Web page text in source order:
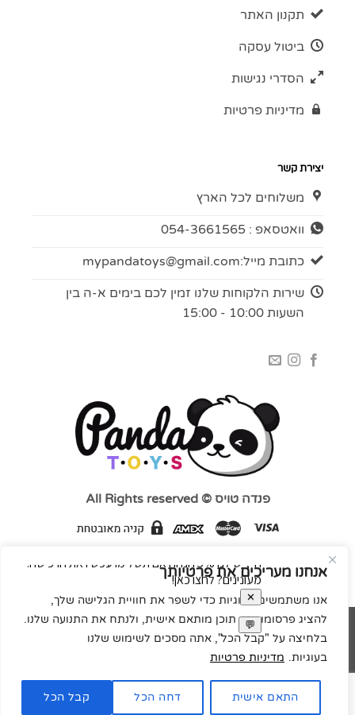
אנחנו מעריכים את פרטיותך
אנו משתמשים בעוגיות כדי לשפר את חוויית הגלישה שלך,
להציג פרסומות או תוכן מותאם אישית, ולנתח את התנועה שלנו.
בלחיצה על "קבל הכל", אתה מסכים לשימוש שלנו
בעוגיות. מדיניות פרטיות
התאם אישית דחה הכל קבל הכל
תקנון האתר
ביטול עסקה
הסדרי נגישות
מדיניות פרטיות
יצירת קשר
משלוחים לכל הארץ
וואטסאפ : 054-3661565
כתובת מייל:mypandatoys@gmail.com
שירות הלקוחות שלנו זמין לכם בימים א-ה בין
השעות 10:00 - 15:00
פנדה טויס © All Rights reserved
Visa
MasterCard
Copyright 2026 ©Code&concept בנייה ועיצוב אתרים